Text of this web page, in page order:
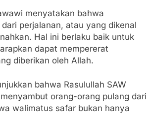
menyatakan bahwa
perjalanan, atau yang dikenal
Hal ini berlaku baik untuk
dapat mempererat
diberikan oleh Allah.
bahwa Rasulullah SAW
orang-orang pulang dari
walimatus safar bukan hanya